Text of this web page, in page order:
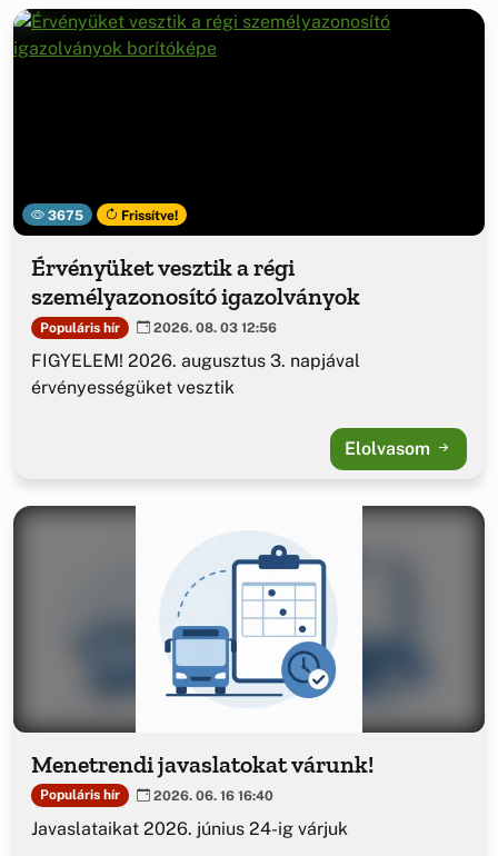
3675 Frissítve!
Érvényüket vesztik a régi
személyazonosító igazolványok
Populáris hír 2026. 08. 03 12:56
FIGYELEM! 2026. augusztus 3. napjával
érvényességüket vesztik
Elolvasom
Menetrendi javaslatokat várunk!
Populáris hír 2026. 06. 16 16:40
Javaslataikat 2026. június 24-ig várjuk